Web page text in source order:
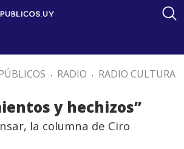
. RADIO . RADIO CULTURA
y hechizos”
la columna de Ciro